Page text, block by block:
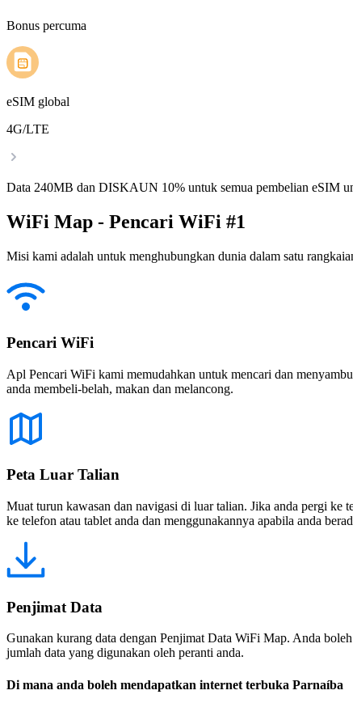
Bonus percuma
eSIM global
4G/LTE
Data 240MB dan DISKAUN 10% untuk semua pembelian eSIM
WiFi Map - Pencari WiFi #1
Misi kami adalah untuk menghubungkan dunia dalam satu
Pencari WiFi
Apl Pencari WiFi kami memudahkan untuk mencari dan
anda membeli-belah, makan dan melancong.
Peta Luar Talian
Muat turun kawasan dan navigasi di luar talian. Jika anda pergi ke
ke telefon atau tablet anda dan menggunakannya apabila anda
Penjimat Data
Gunakan kurang data dengan Penjimat Data WiFi Map. Anda
jumlah data yang digunakan oleh peranti anda.
Di mana anda boleh mendapatkan internet terbuka Parnaíba